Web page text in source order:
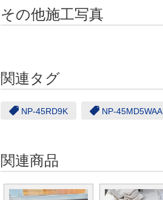
その他施工写真
関連タグ
NP-45RD9K NP-45MD5WAA
関連商品